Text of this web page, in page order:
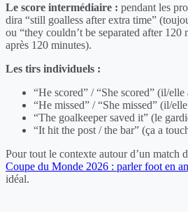
Le score intermédiaire : pendant les
dira “still goalless after extra time”
ou “they couldn’t be separated after 120
après 120 minutes).
Les tirs individuels :
“He scored” / “She scored” (il/elle
“He missed” / “She missed” (il/
“The goalkeeper saved it” (le
“It hit the post / the bar” (ça a
Pour tout le contexte autour d’un match
Coupe du Monde 2026 : parler foot en
idéal.